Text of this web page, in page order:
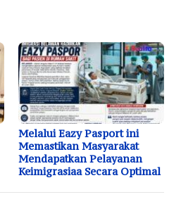
Melalui Eazy Pasport ini
Memastikan Masyarakat
Mendapatkan Pelayanan
Keimigrasiaa Secara Optimal